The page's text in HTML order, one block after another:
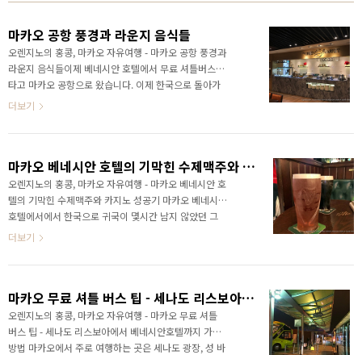
마카오 공항 풍경과 라운지 음식들
오렌지노의 홍콩, 마카오 자유여행 - 마카오 공항 풍경과
라운지 음식들이제 베네시안 호텔에서 무료 셔틀버스를
타고 마카오 공항으로 왔습니다. 이제 한국으로 돌아가
기 위해 출국 준비를 해야지요. 우선 마카오국제공항을
점에서 맥주를 사서 함께한 ㄱㅈ형과 야경을 바라보며
도 있어서 편하게 구경을 해봅니다. 크리스마스 분위기
가 가득했죠. (무려 2017년 크리스마스...게으름의 극
치) 공항에서 나오자마자 보이는 풍경이 이렇습니다. 이
모습을 보며 맥주를 마셨던 것이지요. 이번엔 라운지를
Premium Lounge)에 PP카드를 내고 들어왔습니다.
마카오 공항 ..
더보기
마카오 베네시안 호텔의 기막힌 수제맥주와 카지노 성공기
오렌지노의 홍콩, 마카오 자유여행 - 마카오 베네시안 호
텔의 기막힌 수제맥주와 카지노 성공기 마카오 베네시안
호텔에서에서 한국으로 귀국이 몇시간 남지 않았던 그
때, 맛있는 수제맥주 한 잔이 그리도 절실했기에 한참을
견했습니다. 베니션호텔 2층 구석에 위치한 이 곳은 사실
하이네켄, 칭따오, 빅토리아비터(VB) 를 약 7천원에 팔고
있었고 수제맥주는 McSorley's '55' Ale 이라는 시그니
처 에일을 팔고 있었고 그 외에 기네스, 아사히, 칼스버그,
에딩거, 크로넨버그 생맥주가 있었습니다. 전 크래프트
더보기
마카오 무료 셔틀 버스 팁 - 세나도 리스보아에서 베네시안호텔까지 가는 방법
오렌지노의 홍콩, 마카오 자유여행 - 마카오 무료 셔틀
버스 팁 - 세나도 리스보아에서 베네시안호텔까지 가는
방법 마카오에서 주로 여행하는 곳은 세나도 광장, 성 바